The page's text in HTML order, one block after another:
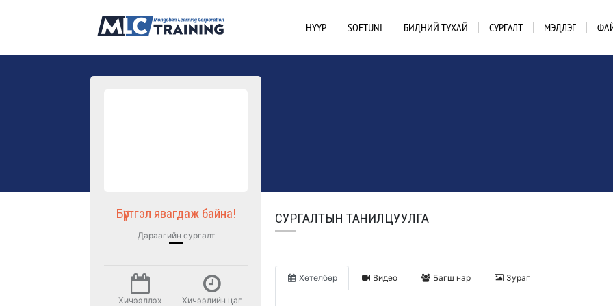
НҮҮР SOFTUNI БИДНИЙ ТУХАЙ СУРГАЛТ МЭДЛЭГ
Бүртгэл явагдаж байна!
Дараагийн сургалт
Хичээллэх Хичээлийн цаг
СУРГАЛТЫН ТАНИЛЦУУЛГА
Хөтөлбөр Видео Багш нар Зураг